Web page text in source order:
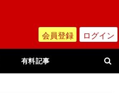
会員登録 ログイン
有料記事